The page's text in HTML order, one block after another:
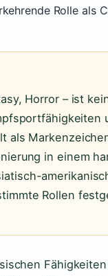
Rolle als
Horror – ist
als
in einem
Rollen
Fähigkeiten